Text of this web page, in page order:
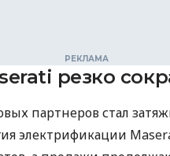
резко
партнеров стал
электрификации